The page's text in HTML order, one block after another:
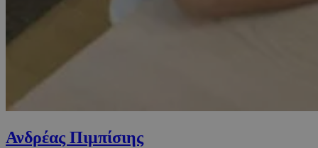
Ανδρέας Πιμπίσιης